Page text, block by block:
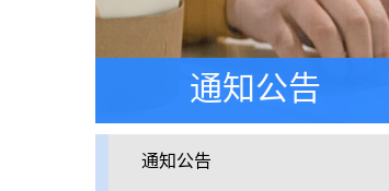
通知公告
通知公告